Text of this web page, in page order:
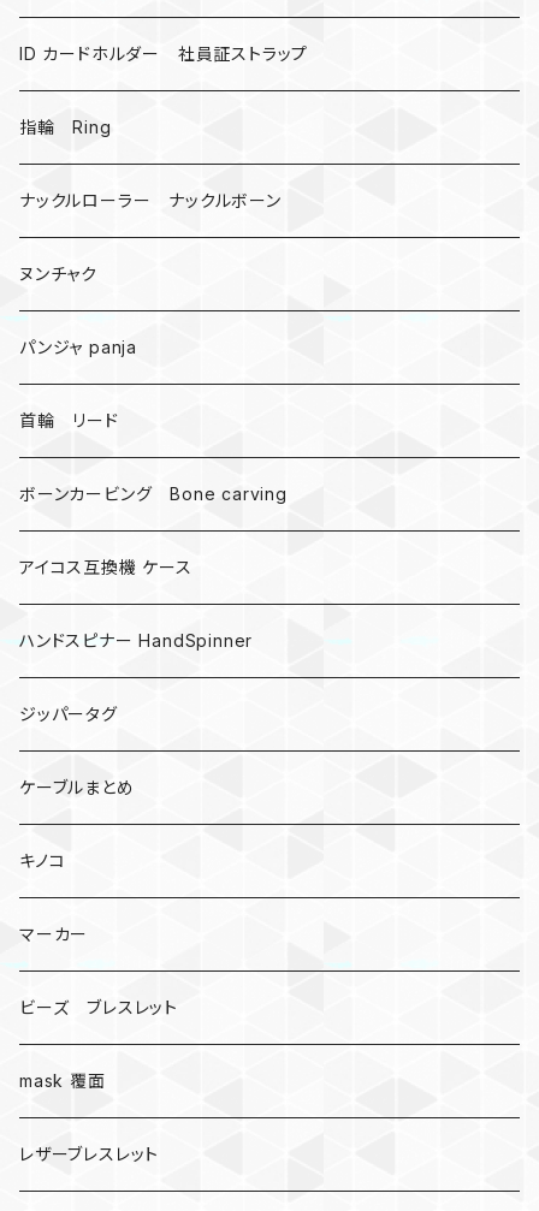
ミツバチ
AirTag
戦国武将、侍
悪魔の鍵
爬虫類、蛇
DNA 螺旋
受注作成_名入り、ネーム
ID カードホルダー 社員証ストラップ
指輪 Ring
ナックルローラー ナックルボーン
ヌンチャク
パンジャ panja
首輪 リード
ボーンカービング Bone carving
アイコス互換機 ケース
ハンドスピナー HandSpinner
ジッパータグ
ケーブルまとめ
キノコ
マーカー
ビーズ ブレスレット
mask 覆面
レザーブレスレット